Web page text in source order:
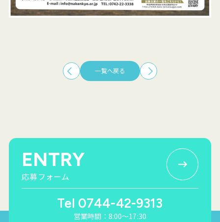
一覧へ戻る
ENTRY
応募フォーム
Tel 0744-42-9313
営業時間：8:00〜17:30